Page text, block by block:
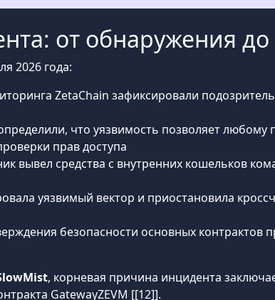
от обнаружения
2026 года:
ZetaChain зафиксировали
что уязвимость позволяет
прав доступа
вывел средства с внутренних кошельков
уязвимый вектор и приостановила
безопасности основных контрактов
, корневая причина инцидента
GatewayZEVM [[12]].